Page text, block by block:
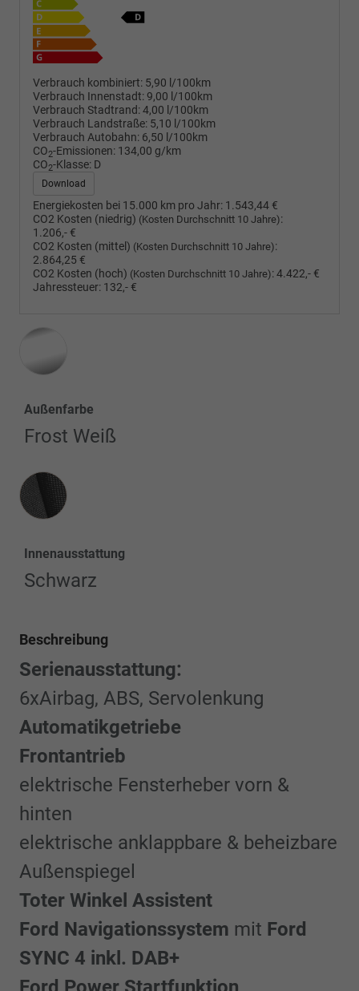
Verbrauch kombiniert: 5,90 l/100km
Verbrauch Innenstadt: 9,00 l/100km
Verbrauch Stadtrand:4,00 l/100km
Verbrauch Landstraße: 5,10 l/100km
Verbrauch Autobahn: 6,50 l/100km
CO2-Emissionen: 134,00 g/km
CO2-Klasse: D
Download
Energiekosten bei 15.000 km pro Jahr: 1.543,44 €
CO2 Kosten (niedrig) (Kosten Durchschnitt 10 Jahre):
1.206,- €
CO2 Kosten (mittel) (Kosten Durchschnitt 10 Jahre):
2.864,25 €
CO2 Kosten (hoch) (Kosten Durchschnitt 10 Jahre):4.422,- €
Jahressteuer: 132,- €
Außenfarbe
Frost Weiß
Innenausstattung
Innenausstattung
Schwarz
Beschreibung
Serienausstattung:
6xAirbag, ABS, Servolenkung
Automatikgetriebe
Frontantrieb
elektrische Fensterheber vorn &
hinten
elektrische anklappbare & beheizbare
Außenspiegel
Toter Winkel Assistent
Ford Navigationssystem mit Ford
SYNC 4 inkl. DAB+